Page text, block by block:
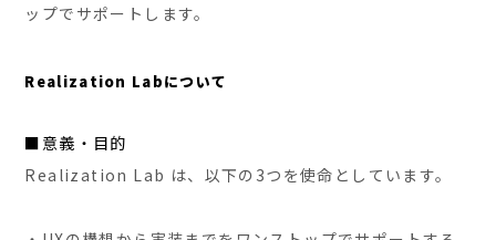
ップでサポートします。
Realization Labについて
■意義・目的
Realization Lab は、以下の3つを使命としています。